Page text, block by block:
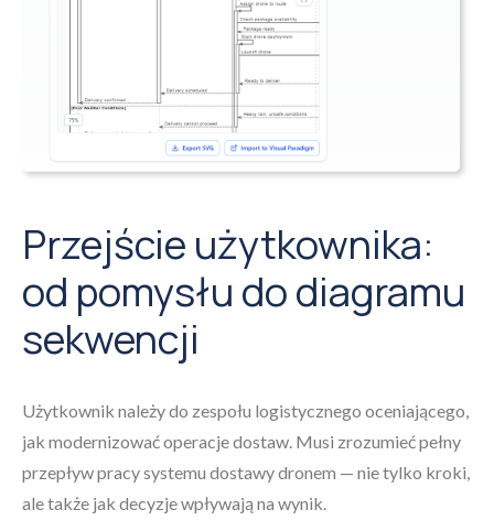
Przejście użytkownika:
od pomysłu do diagramu
sekwencji
Użytkownik należy do zespołu logistycznego oceniającego,
jak modernizować operacje dostaw. Musi zrozumieć pełny
przepływ pracy systemu dostawy dronem — nie tylko kroki,
ale także jak decyzje wpływają na wynik.